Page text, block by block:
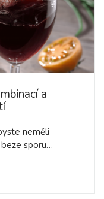
a
neměli
sporu…